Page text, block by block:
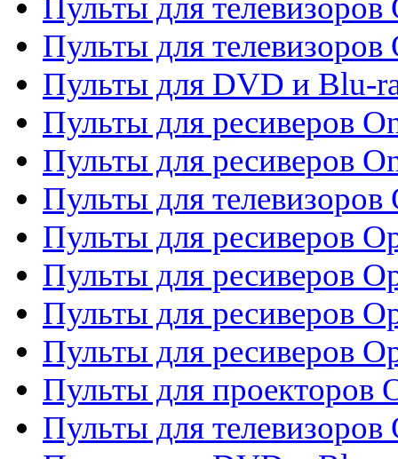
Пульты для телевизоров
Пульты для телевизоров
Пульты для DVD и Blu-
Пульты для ресиверов
Пульты для ресиверов
Пульты для телевизоров
Пульты для ресиверов
Пульты для ресиверов
Пульты для ресиверов
Пульты для ресиверов
Пульты для проекторов
Пульты для телевизоров